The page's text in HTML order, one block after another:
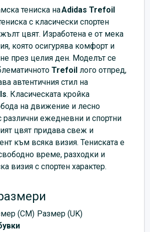
тениска наAdidas Trefoil
с класически спортен
цвят. Изработена е от мека
която осигурява комфорт и
през целия ден. Моделът се
Trefoil лого отпред,
автентичния стил на
. Класическата кройка
на движение и лесно
различни ежедневни и спортни
цвят придава свеж и
към всяка визия. Тениската е
време, разходки и
визия с спортен характер.
(CM) Размер (UK)